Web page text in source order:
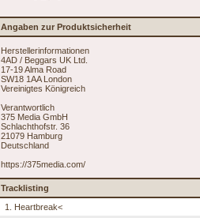
Angaben zur Produktsicherheit
Herstellerinformationen
4AD / Beggars UK Ltd.
17-19 Alma Road
SW18 1AA London
Vereinigtes Königreich
Verantwortlich
375 Media GmbH
Schlachthofstr. 36
21079 Hamburg
Deutschland
https://375media.com/
Tracklisting
1. Heartbreak<